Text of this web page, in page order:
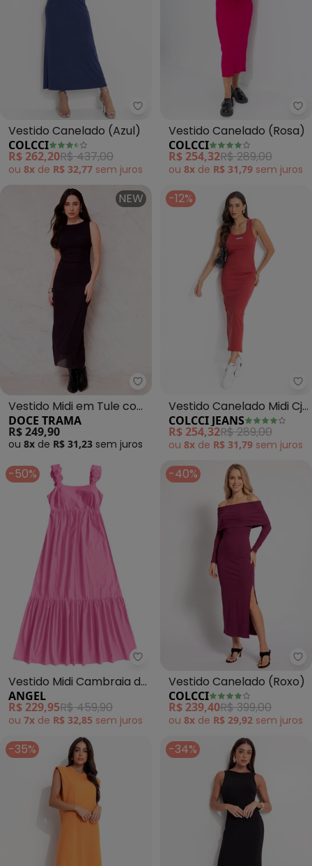
Colcci - Vestido Canelado
Vestido Canelado (Azul)
COLCCI
R$ 262,20R$ 437,00
ou 8x de R$ 32,77 sem juros
Vestido Canelado (Rosa)
COLCCI
R$ 254,32R$ 289,00
ou 8x de R$ 31,79 sem juros
NEW
Doce Trama - Vestido Midi em
Vestido Midi em Tule com
Drapeado Sunset (Preto)
DOCE TRAMA
R$ 249,90
ou 8x de R$ 31,23 sem juros
-12%
Vestido Canelado Midi Cj
(Vermelho)
COLCCI JEANS
R$ 254,32R$ 289,00
ou 8x de R$ 31,79 sem juros
-50%
Angel - Vestido Midi Cambraia
Vestido Midi Cambraia de
Algodão (Rosa)
ANGEL
R$ 229,95R$ 459,90
ou 7x de R$ 32,85 sem juros
-40%
Vestido Canelado (Roxo)
COLCCI
R$ 239,40R$ 399,00
ou 8x de R$ 29,92 sem juros
-35% -34%